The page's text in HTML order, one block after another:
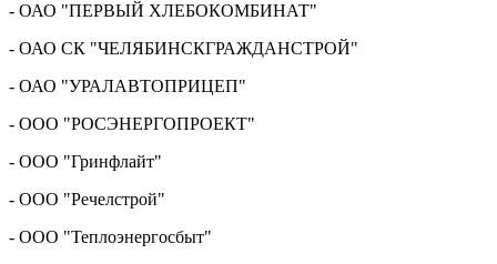
- ОАО "ПЕРВЫЙ ХЛЕБОКОМБИНАТ"
- ОАО СК "ЧЕЛЯБИНСКГРАЖДАНСТРОЙ"
- ОАО "УРАЛАВТОПРИЦЕП"
- ООО "РОСЭНЕРГОПРОЕКТ"
- ООО "Гринфлайт"
- ООО "Речелстрой"
- ООО "Теплоэнергосбыт"